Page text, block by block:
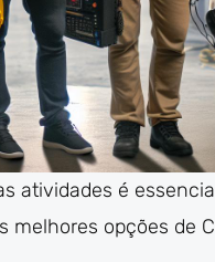
atividades é
melhores opções de